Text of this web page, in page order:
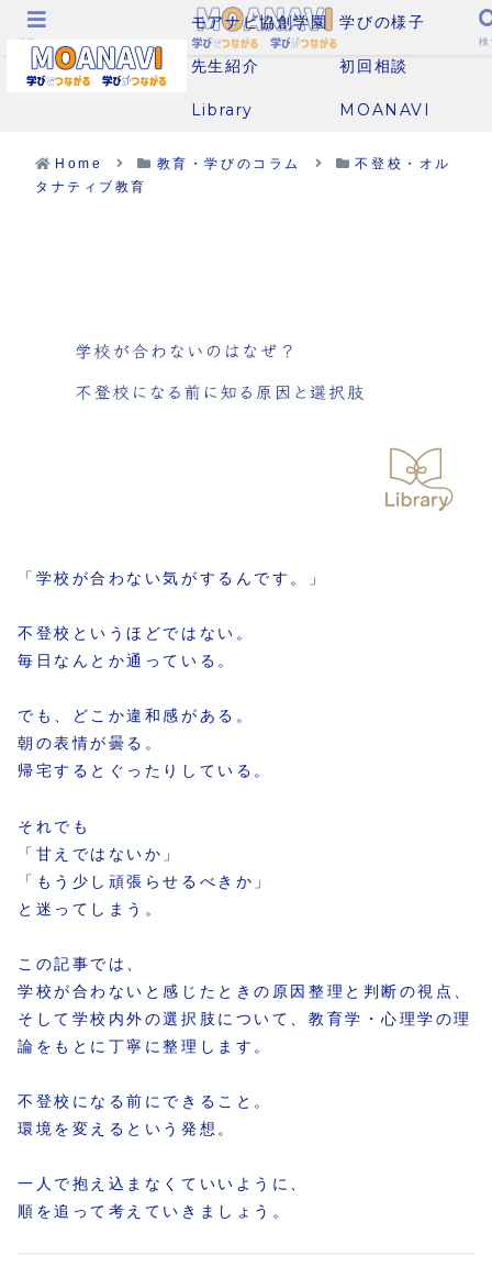
モアナビ協創学園 学びの様子
先生紹介 初回相談
Library MOANAVI
Home 教育・学びのコラム
不登校・オル
タナティブ教育
「学校が合わない気がするんです。」
不登校というほどではない。
毎日なんとか通っている。
でも、どこか違和感がある。
朝の表情が曇る。
帰宅するとぐったりしている。
それでも
「甘えではないか」
「もう少し頑張らせるべきか」
と迷ってしまう。
この記事では、
学校が合わないと感じたときの原因整理と判断の視点、
そして学校内外の選択肢について、教育学・心理学の理
論をもとに丁寧に整理します。
不登校になる前にできること。
環境を変えるという発想。
一人で抱え込まなくていいように、
順を追って考えていきましょう。
メニュー